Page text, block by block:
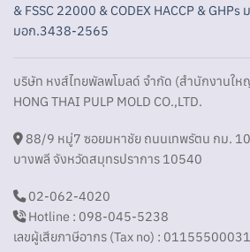
& FSSC 22000 & CODEX HACCP &
มอก.3438-2565
บริษัท หงส์ไทยพัลพโมลด์ จำกัด (สำนักงานให
HONG THAI PULP MOLD CO.,LTD.
88/9 หมู่7 ซอยมหาชัย ถนนเทพรัตน กม.
บางพลี จังหวัดสมุทรปราการ 10540
02-062-4020
Hotline : 098-045-5238
เลขผู้เสียภาษีอากร (Tax no) :